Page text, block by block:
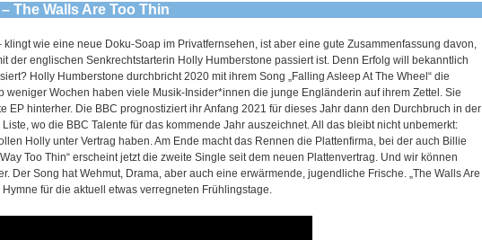
The Walls Are Too Thin
wie eine neue Doku-Soap im Privatfernsehen, ist aber eine gute Zusammenfassung davon,
der englischen Senkrechtstarterin Holly Humberstone passiert ist. Denn Erfolg will bekanntlich
Holly Humberstone durchbricht 2020 mit ihrem Song „Falling Asleep At The Wheel“ die
weniger Wochen haben viele Musik-Insider*innen die junge Engländerin auf ihrem Zettel. Sie
EP hinterher. Die BBC prognostiziert ihr Anfang 2021 für dieses Jahr dann den Durchbruch in der
Liste, wo die BBC Talente für das kommende Jahr auszeichnet. All das bleibt nicht unbemerkt:
Holly unter Vertrag haben. Am Ende macht das Rennen die Plattenfirma, bei der auch Billie
Too Thin“ erscheint jetzt die zweite Single seit dem neuen Plattenvertrag. Und wir können
Der Song hat Wehmut, Drama, aber auch eine erwärmende, jugendliche Frische. „The Walls Are
Hymne für die aktuell etwas verregneten Frühlingstage.